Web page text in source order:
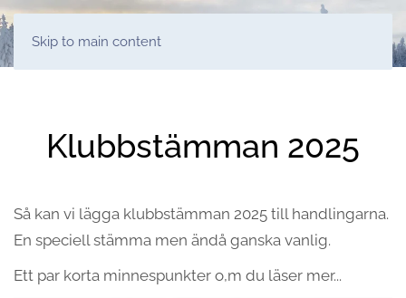
Skip to main content
Klubbstämman 2025
Så kan vi lägga klubbstämman 2025 till handlingarna.
En speciell stämma men ändå ganska vanlig.
Ett par korta minnespunkter o,m du läser mer...